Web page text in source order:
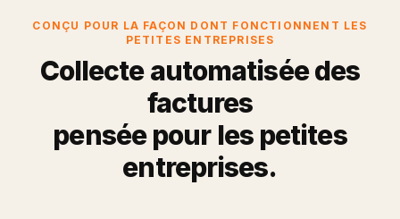
CONÇU POUR LA FAÇON DONT FONCTIONNENT LES
PETITES ENTREPRISES
Collecte automatisée des
factures
pensée pour les petites
entreprises.